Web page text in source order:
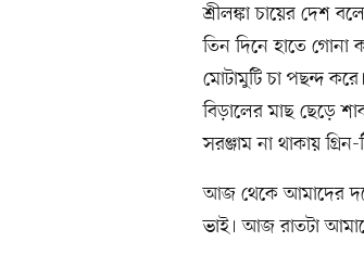
শ্রীলঙ্কা চায়ের দেশ
তিন দিনে হাতে গোনা
মোটামুটি চা পছন্দ
বিড়ালের মাছ ছেড়ে
সরঞ্জাম না থাকায়
আজ থেকে আমাদের
ভাই। আজ রাতটা